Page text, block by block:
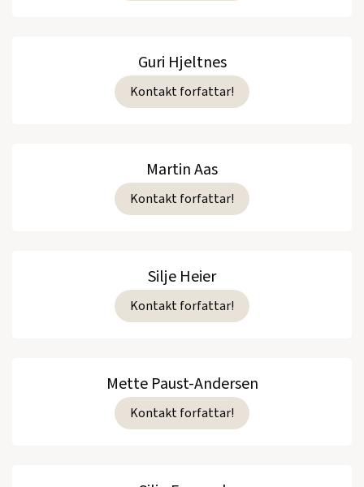
Guri Hjeltnes
Kontakt forfattar!
Martin Aas
Kontakt forfattar!
Silje Heier
Kontakt forfattar!
Mette Paust-Andersen
Kontakt forfattar!